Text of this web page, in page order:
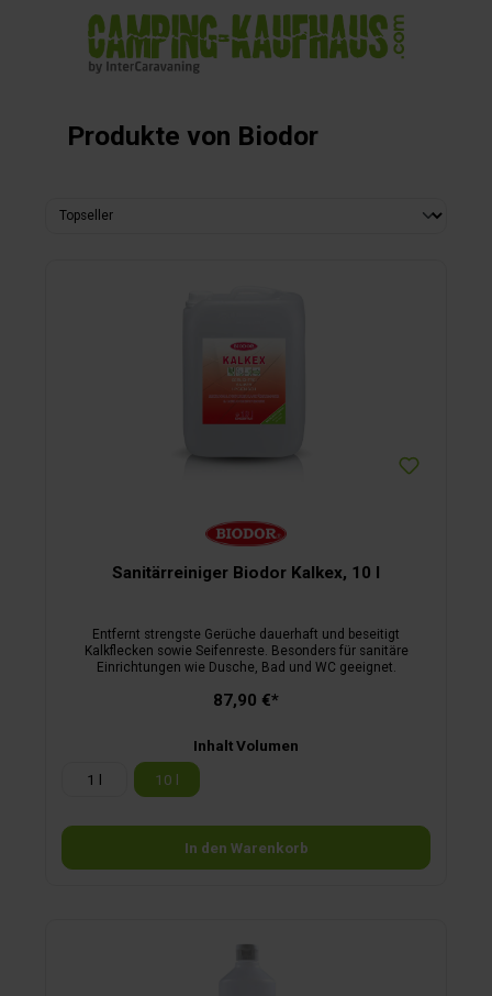
springen
Produkte von Biodor
Sanitärreiniger Biodor Kalkex, 10 l
Entfernt strengste Gerüche dauerhaft und beseitigt
Kalkflecken sowie Seifenreste. Besonders für sanitäre
Einrichtungen wie Dusche, Bad und WC geeignet.
87,90 €*
Inhalt Volumen
1 l
10 l
In den Warenkorb